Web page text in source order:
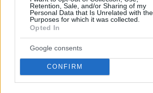
Retention, Sale, and/or Sharing of my
Personal Data that Is Unrelated with the
Purposes for which it was collected.
Opted In
Google consents
CONFIRM
09.08.2026, 09:44 5
Χόρχε Μέσι: Ο εργάτης από το
Ροσάριο που πήρε τον 13χρονο Λιονέλ
από το χέρι και άλλαξε την ιστορία